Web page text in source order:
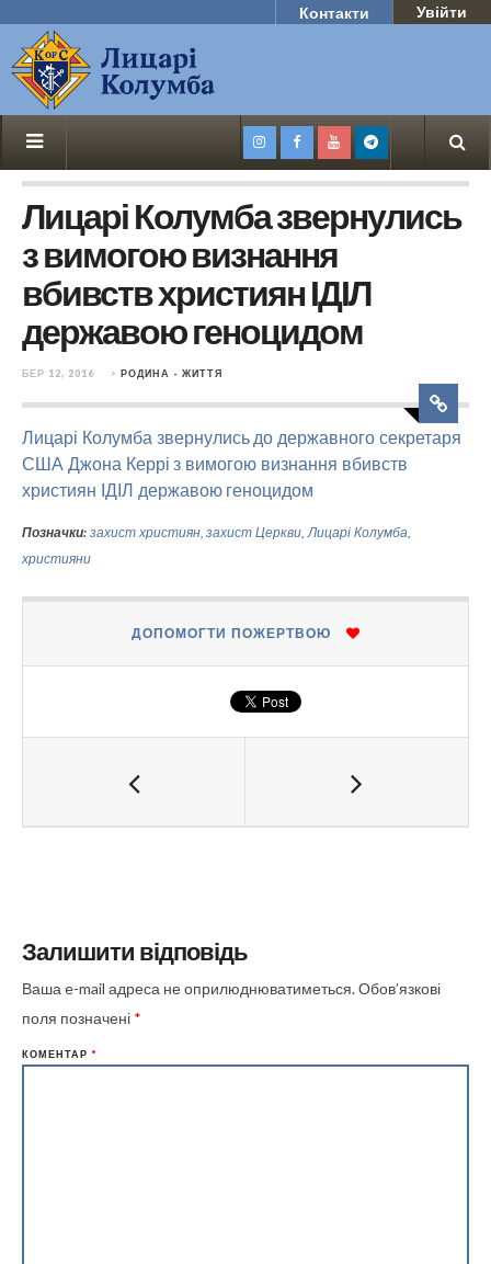
Контакти Увійти
Лицарі Колумба звернулись
з вимогою визнання
вбивств християн ІДІЛ
державою геноцидом
БЕР 12, 2016 > РОДИНА - ЖИТТЯ
Лицарі Колумба звернулись до державного секретаря
США Джона Керрі з вимогою визнання вбивств
християн ІДІЛ державою геноцидом
Позначки: захист християн,захист Церкви,Лицарі Колумба,
християни
ДОПОМОГТИ ПОЖЕРТВОЮ
Залишити відповідь
Ваша e-mail адреса не оприлюднюватиметься.Обов’язкові
поля позначені *
КОМЕНТАР *